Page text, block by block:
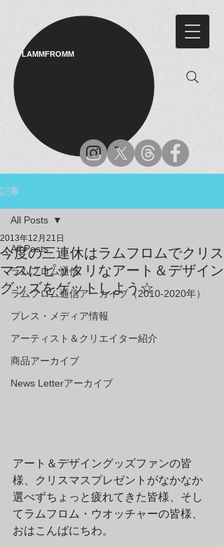
LAMMFROMM​
記事
All Posts
ラムフロム通信
ラムフロム通信アーカイブ（2010-2020年）
プレス・メディア情報
アーティスト＆クリエイター紹介
商品アーカイブ
News Letterアーカイブ
All Posts
今度の三連休はラムフロムでクリス
マスにピッタリなアート＆デザイン
グッズをゲットしよう☆
2013年12月21日
アート＆デザイングッズファンの皆
様、クリスマスプレゼントがなかなか
選べずちょっと疲れてきた皆様、そし
てラムフロム・ウオッチャーの皆様、
おはこんばにちわ。